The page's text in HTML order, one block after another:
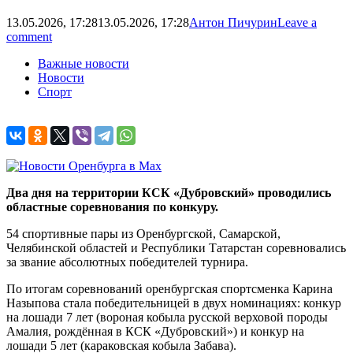
13.05.2026, 17:2813.05.2026, 17:28Антон ПичуринLeave a
comment
Важные новости
Новости
Спорт
Два дня на территории КСК «Дубровский» проводились
областные соревнования по конкуру.
54 спортивные пары из Оренбургской, Самарской,
Челябинской областей и Республики Татарстан соревновались
за звание абсолютных победителей турнира.
По итогам соревнований оренбургская спортсменка Карина
Назыпова стала победительницей в двух номинациях: конкур
на лошади 7 лет (вороная кобыла русской верховой породы
Амалия, рождённая в КСК «Дубровский») и конкур на
лошади 5 лет (караковская кобыла Забава).